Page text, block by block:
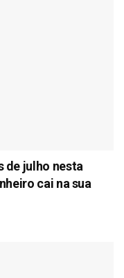
de julho nesta
cai na sua